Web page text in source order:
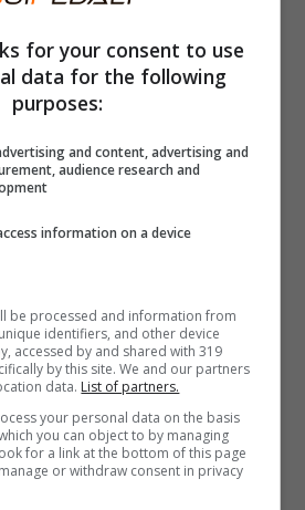
di grandi
e biker che parleranno
Abbiamo invitato
e ‘nutrizionisti’ per
come è
con ospiti illustri del
Paola Gianotti, il
Beppe Conti, l’ex
e molti altri.
for your consent to use
data for the following
purposes:
and content, advertising and
audience research and
information on a device
be processed and information from
identifiers, and other device
accessed by and shared with 319
by this site. We and our partners
data. List of partners.
your personal data on the basis
you can object to by managing
for a link at the bottom of this page
or withdraw consent in privacy